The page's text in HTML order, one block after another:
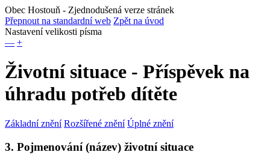
Obec Hostouň - Zjednodušená verze stránek
Přepnout na standardní web Zpět na úvod
Nastavení velikosti písma
— +
Životní situace - Příspěvek na
úhradu potřeb dítěte
Základní znění Rozšířené znění Úplné znění
3. Pojmenování (název) životní situace